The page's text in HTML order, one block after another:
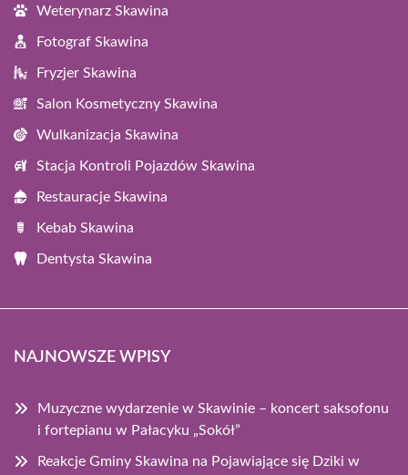
Weterynarz Skawina
Fotograf Skawina
Fryzjer Skawina
Salon Kosmetyczny Skawina
Wulkanizacja Skawina
Stacja Kontroli Pojazdów Skawina
Restauracje Skawina
Kebab Skawina
Dentysta Skawina
NAJNOWSZE WPISY
Muzyczne wydarzenie w Skawinie – koncert saksofonu
i fortepianu w Pałacyku „Sokół”
Reakcje Gminy Skawina na Pojawiające się Dziki w